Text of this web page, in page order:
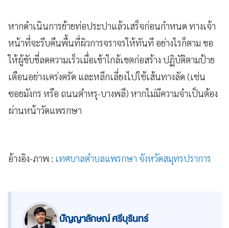
หากดำเนินการย้ายท่อประปาแล้วเสร็จก่อนกำหนด ทางเจ้า
หน้าที่จะรีบคืนพื้นที่ผิวการจราจรให้ทันที อย่างไรก็ตาม ขอ
ให้ผู้ขับขี่ลดความเร็วเมื่อเข้าใกล้เขตก่อสร้าง ปฏิบัติตามป้าย
เตือนอย่างเคร่งครัด และหลีกเลี่ยงไปใช้เส้นทางลัด (เช่น
ซอยมังกร หรือ ถนนตำหรุ-บางพลี) หากไม่มีความจำเป็นต้อง
ผ่านหน้าวัดแพรกษา
อ้างอิง-ภาพ : เทศบาลตำบลแพรกษา จังหวัดสมุทรปราการ
ปัญญาลักษณ์ ศรีบุรินทร์